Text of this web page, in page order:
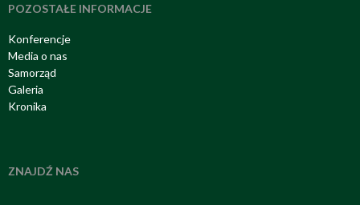
POZOSTAŁE INFORMACJE
Konferencje
Media o nas
Samorząd
Galeria
Kronika
ZNAJDŹ NAS